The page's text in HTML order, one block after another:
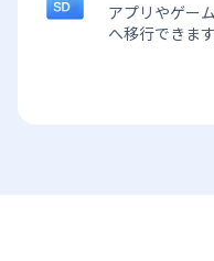
アプリやゲー
へ移行できます